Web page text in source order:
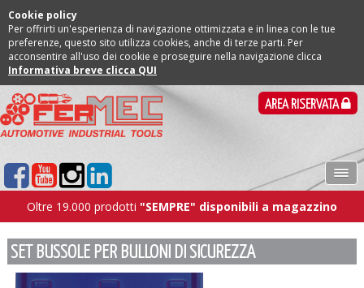
Cookie policy
Per offrirti un'esperienza di navigazione ottimizzata e in linea con le tue
preferenze, questo sito utilizza cookies, anche di terze parti. Per
acconsentire all'uso dei cookie e proseguire nella navigazione clicca
Informativa breve clicca QUI
AREA RISERVATA
Oltre 19.000 prodotti "SEMPRE" disponibili a magazzino
SET BUSSOLE PER BULLONI DI SICUREZZA